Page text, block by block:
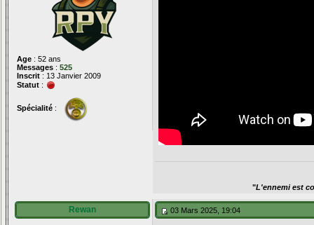
Age : 52 ans
Messages : 525
Inscrit : 13 Janvier 2009
Statut :
Spécialité :
"L'ennemi est
Rewan 03 Mars 2025, 19:04